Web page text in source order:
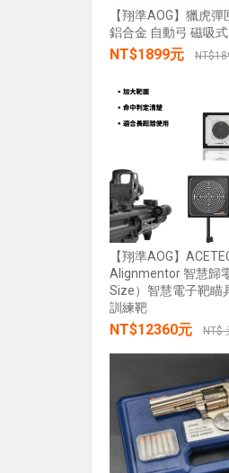
【翔準AOG】獵虎
鋁合金 自動弓 磁吸
NT$1899元
【翔準AOG】
Alignmentor 智慧歸
Size）智慧電子靶瞄
訓練靶
NT$12360元 NT$